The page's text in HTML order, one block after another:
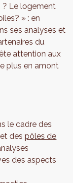
? Le logement
» : en
ses analyses et
du
attention aux
plus en amont
le cadre des
et despôles de
des aspects